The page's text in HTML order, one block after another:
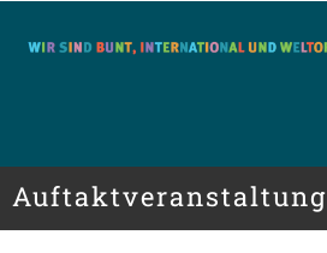
Auftaktveranstaltung